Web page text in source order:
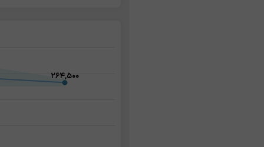
۲۶۴,۵۰۰
۲۶۴,۵۰۰